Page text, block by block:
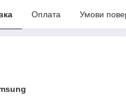
Оплата Умови